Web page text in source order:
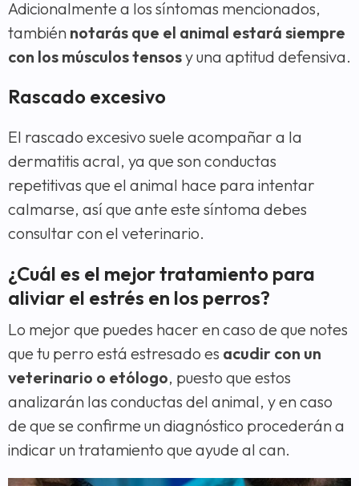
Adicionalmente a los síntomas mencionados,
también notarás que el animal estará siempre
con los músculos tensosy una aptitud defensiva.
Rascado excesivo
El rascado excesivo suele acompañar a la
dermatitis acral, ya que son conductas
repetitivas que el animal hace para intentar
calmarse, así que ante este síntoma debes
consultar con el veterinario.
¿Cuál es el mejor tratamiento para
aliviar el estrés en los perros?
Lo mejor que puedes hacer en caso de que notes
que tu perro está estresado es acudir con un
veterinario o etólogo, puesto que estos
analizarán las conductas del animal, y en caso
de que se confirme un diagnóstico procederán a
indicar un tratamiento que ayude al can.